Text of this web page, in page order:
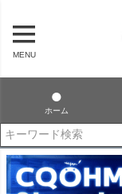
MENU
ホーム